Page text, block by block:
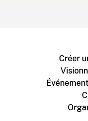
Créer